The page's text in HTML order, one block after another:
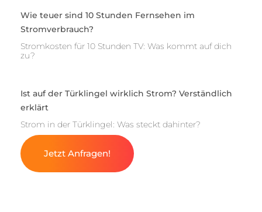
Wie teuer sind 10 Stunden Fernsehen im
Stromverbrauch?
Stromkosten für 10 Stunden TV: Was kommt auf dich
zu?
Ist auf der Türklingel wirklich Strom? Verständlich
erklärt
Strom in der Türklingel: Was steckt dahinter?
Jetzt Anfragen!